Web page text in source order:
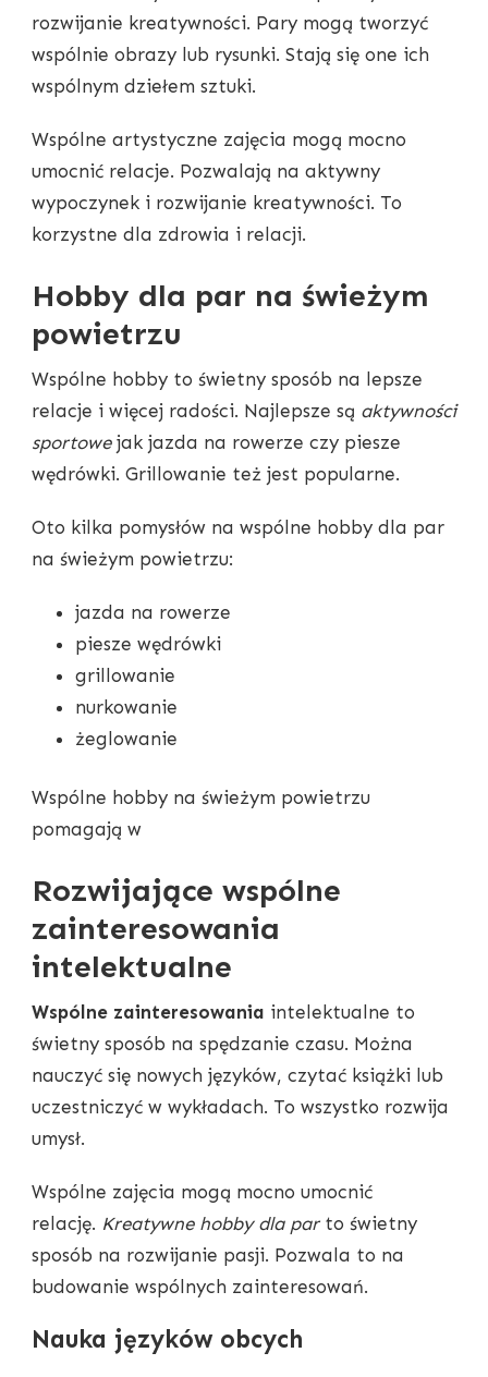
rozwijanie kreatywności. Pary mogą tworzyć
wspólnie obrazy lub rysunki. Stają się one ich
wspólnym dziełem sztuki.
Wspólne artystyczne zajęcia mogą mocno
umocnić relacje. Pozwalają na aktywny
wypoczynek i rozwijanie kreatywności. To
korzystne dla zdrowia i relacji.
Hobby dla par na świeżym
powietrzu
Wspólne hobby to świetny sposób na lepsze
relacje i więcej radości. Najlepsze są aktywności
sportowejak jazda na rowerze czy piesze
wędrówki. Grillowanie też jest popularne.
Oto kilka pomysłów na wspólne hobby dla par
na świeżym powietrzu:
jazda na rowerze
piesze wędrówki
grillowanie
nurkowanie
żeglowanie
Wspólne hobby na świeżym powietrzu
pomagają w
Rozwijające wspólne
zainteresowania
intelektualne
Wspólne zainteresowania intelektualne to
świetny sposób na spędzanie czasu. Można
nauczyć się nowych języków, czytać książki lub
uczestniczyć w wykładach. To wszystko rozwija
umysł.
Wspólne zajęcia mogą mocno umocnić
relację. Kreatywne hobby dla parto świetny
sposób na rozwijanie pasji. Pozwala to na
budowanie wspólnych zainteresowań.
Nauka języków obcych